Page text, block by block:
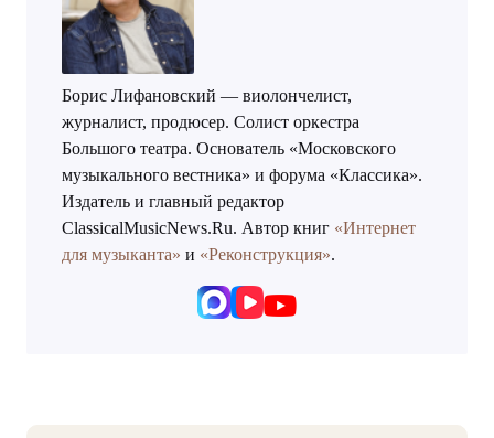
Борис Лифановский — виолончелист,
журналист, продюсер. Солист оркестра
Большого театра. Основатель «Московского
музыкального вестника» и форума «Классика».
Издатель и главный редактор
ClassicalMusicNews.Ru. Автор книг «Интернет
для музыканта» и «Реконструкция».